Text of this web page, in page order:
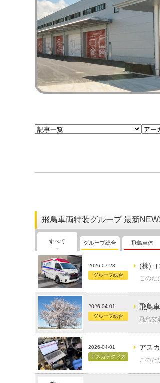
飛鳥車両特装グループ 最新
すべて グループ総合 飛鳥車体
2026-07-23
グループ総合
(株)
このた
2026-04-01
グループ総合
飛鳥
飛鳥交
2026-04-01
アスカテクノス
アス
このた